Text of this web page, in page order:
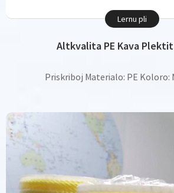
Altkvalita PE Kava
Priskriboj Materialo: PE Koloro:
Lernu pli